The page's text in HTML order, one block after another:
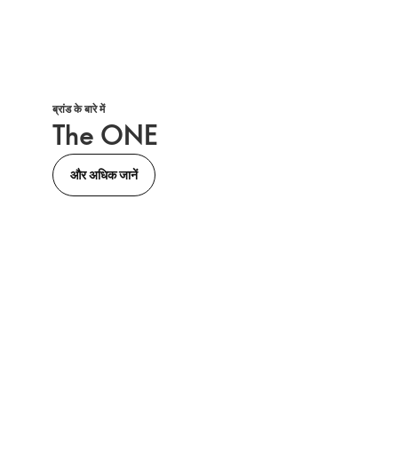
ब्रांड के बारे में
The ONE
और अधिक जानें